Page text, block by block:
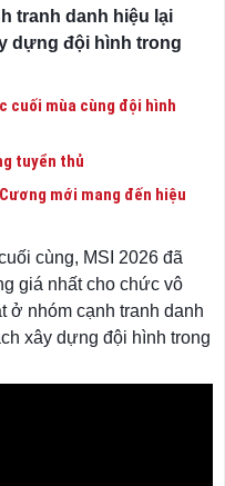
tranh danh hiệu lại
dựng đội hình trong
cuối mùa cùng đội hình
tuyển thủ
mới mang đến hiệu
cùng, MSI 2026 đã
giá nhất cho chức vô
ở nhóm cạnh tranh danh
xây dựng đội hình trong